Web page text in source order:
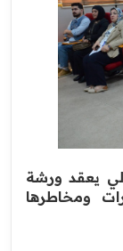
يعقد ورشة
ومخاطرها